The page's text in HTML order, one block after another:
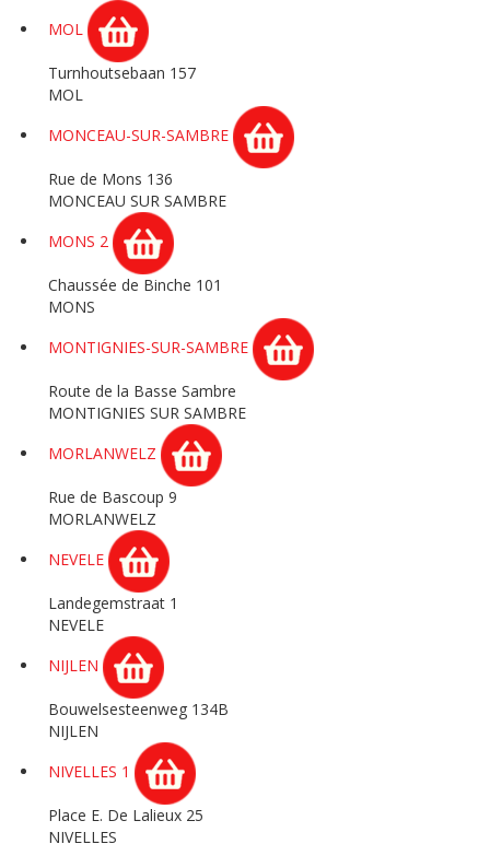
MOL
Turnhoutsebaan 157
MOL
MONCEAU-SUR-SAMBRE
Rue de Mons 136
MONCEAU SUR SAMBRE
MONS 2
Chaussée de Binche 101
MONS
MONTIGNIES-SUR-SAMBRE
Route de la Basse Sambre
MONTIGNIES SUR SAMBRE
MORLANWELZ
Rue de Bascoup 9
MORLANWELZ
NEVELE
Landegemstraat 1
NEVELE
NIJLEN
Bouwelsesteenweg 134B
NIJLEN
NIVELLES 1
Place E. De Lalieux 25
NIVELLES